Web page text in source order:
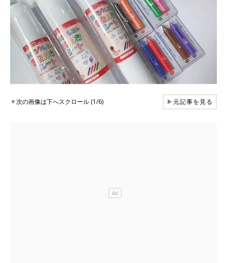
▼次の画像は下へスクロール (1/6) ▶元記事を見る